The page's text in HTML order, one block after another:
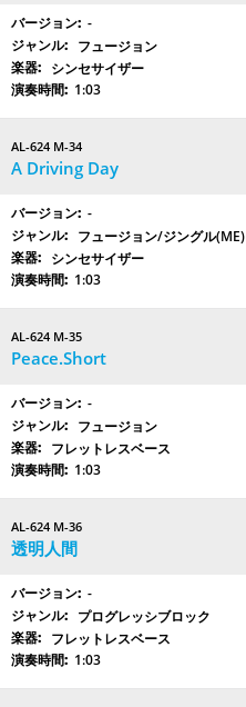
-
フュージョン
シンセサイザー
1:03
AL-624 M-34
A Driving Day
-
フュージョン/ジングル(ME)
シンセサイザー
1:03
AL-624 M-35
Peace.Short
-
フュージョン
フレットレスベース
1:03
AL-624 M-36
透明人間
-
プログレッシブロック
フレットレスベース
1:03